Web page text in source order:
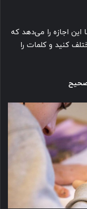
اجازه را می‌دهد که
کنید و کلمات را
صحیح